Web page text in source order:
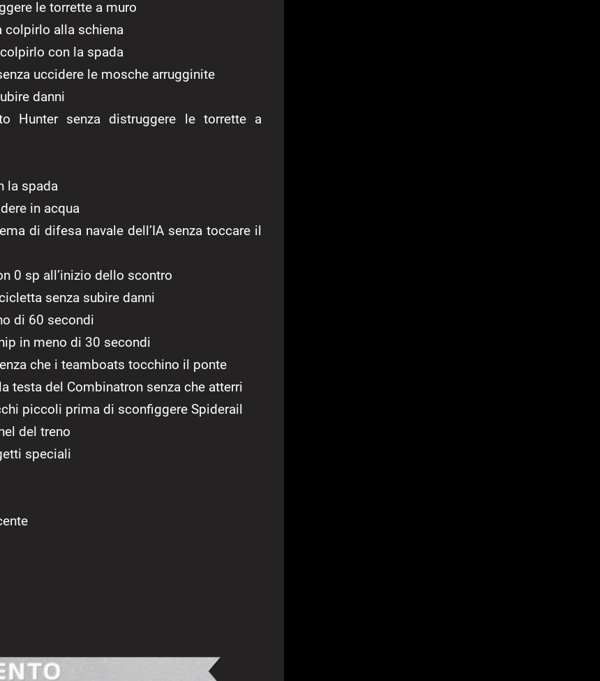
le torrette a muro
colpirlo alla schiena
con la spada
uccidere le mosche arrugginite
danni
Hunter senza distruggere le torrette a
la spada
in acqua
di difesa navale dell’IA senza toccare il
0 sp all’inizio dello scontro
senza subire danni
di 60 secondi
in meno di 30 secondi
che i teamboats tocchino il ponte
testa del Combinatron senza che atterri
piccoli prima di sconfiggere Spiderail
del treno
speciali